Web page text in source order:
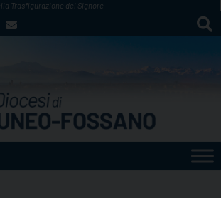
Trasfigurazione del Signore